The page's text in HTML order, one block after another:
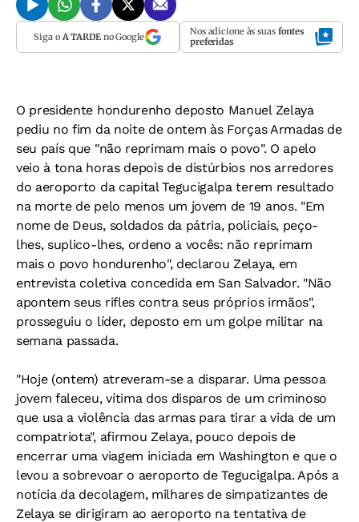
Siga o A TARDEno Google Nos adicione às suas fontes
preferidas
O presidente hondurenho deposto Manuel Zelaya
pediu no fim da noite de ontem às Forças Armadas de
seu país que "não reprimam mais o povo". O apelo
veio à tona horas depois de distúrbios nos arredores
do aeroporto da capital Tegucigalpa terem resultado
na morte de pelo menos um jovem de 19 anos. "Em
nome de Deus, soldados da pátria, policiais, peço-
lhes, suplico-lhes, ordeno a vocês: não reprimam
mais o povo hondurenho", declarou Zelaya, em
entrevista coletiva concedida em San Salvador. "Não
apontem seus rifles contra seus próprios irmãos",
prosseguiu o líder, deposto em um golpe militar na
semana passada.
"Hoje (ontem) atreveram-se a disparar. Uma pessoa
jovem faleceu, vítima dos disparos de um criminoso
que usa a violência das armas para tirar a vida de um
compatriota", afirmou Zelaya, pouco depois de
encerrar uma viagem iniciada em Washington e que o
levou a sobrevoar o aeroporto de Tegucigalpa. Após a
notícia da decolagem, milhares de simpatizantes de
Zelaya se dirigiram ao aeroporto na tentativa de